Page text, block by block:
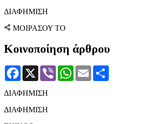
ΔΙΑΦΗΜΙΣΗ
ΜΟΙΡΑΣΟΥ ΤΟ
Κοινοποίηση άρθρου
Facebook
X Viber WhatsApp
Email
ΔΙΑΦΗΜΙΣΗ
ΔΙΑΦΗΜΙΣΗ